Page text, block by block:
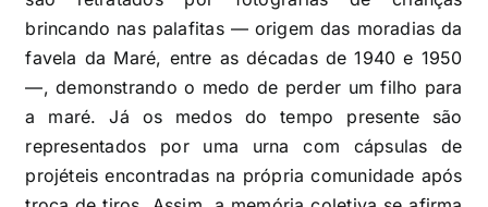
brincando nas palafitas — origem das moradias da
favela da Maré, entre as décadas de 1940 e 1950
—, demonstrando o medo de perder um filho para
a maré. Já os medos do tempo presente são
representados por uma urna com cápsulas de
projéteis encontradas na própria comunidade após